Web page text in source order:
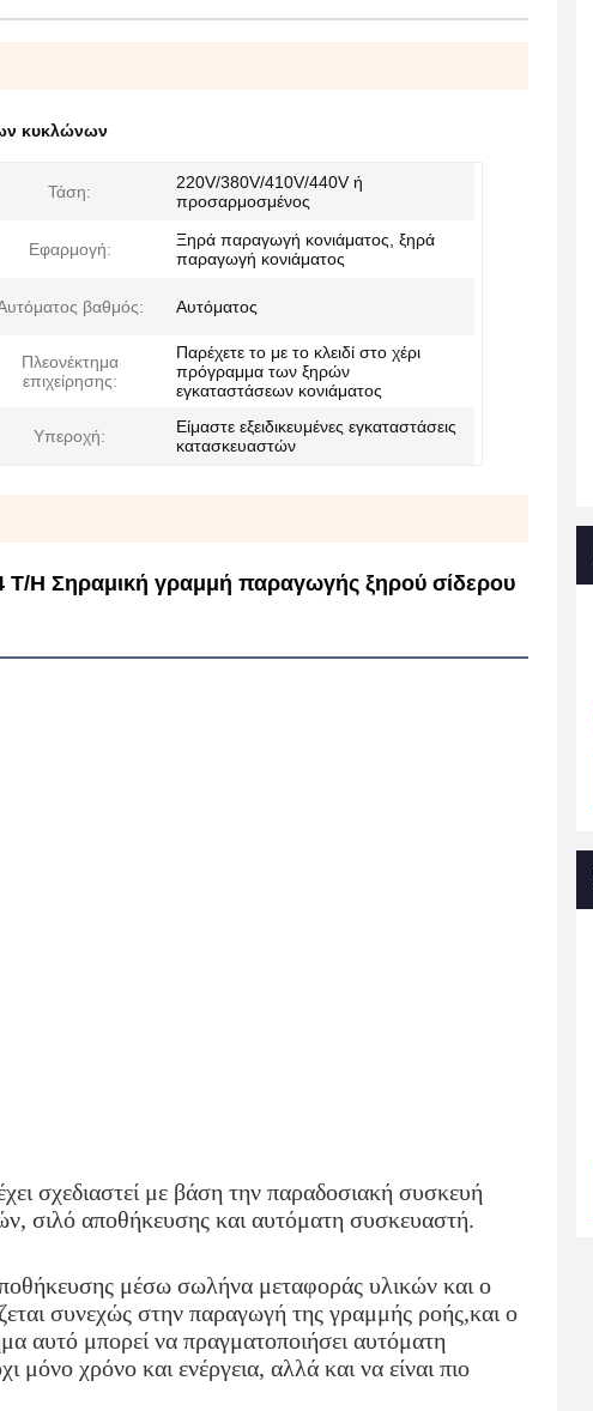
κυκλώνων
Τάση:
220V/380V/410V/440V ή
προσαρμοσμένος
Εφαρμογή:
Ξηρά παραγωγή κονιάματος, ξηρά
παραγωγή κονιάματος
βαθμός: Αυτόματος
Πλεονέκτημα
επιχείρησης:
Παρέχετε το με το κλειδί στο χέρι
πρόγραμμα των ξηρών
εγκαταστάσεων κονιάματος
Υπεροχή:
Είμαστε εξειδικευμένες εγκαταστάσεις
κατασκευαστών
Η Σηραμική γραμμή παραγωγής ξηρού σίδερου
σχεδιαστεί με βάση την παραδοσιακή συσκευή
σιλό αποθήκευσης και αυτόματη συσκευαστή.
μέσω σωλήνα μεταφοράς υλικών και ο
συνεχώς στην παραγωγή της γραμμής ροής,και ο
αυτό μπορεί να πραγματοποιήσει αυτόματη
μόνο χρόνο και ενέργεια, αλλά και να είναι πιο